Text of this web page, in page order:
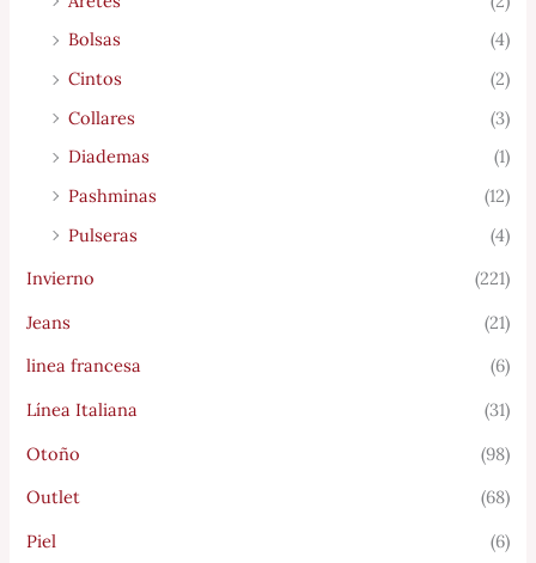
Bolsas
(4)
Cintos
(2)
Collares
(3)
Diademas
(1)
Pashminas
(12)
Pulseras
(4)
Invierno
(221)
Jeans
(21)
linea francesa
(6)
Línea Italiana
(31)
Otoño
(98)
Outlet
(68)
Piel
(6)